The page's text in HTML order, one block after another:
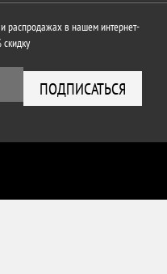
распродажах в нашем интернет-
ПОДПИСАТЬСЯ